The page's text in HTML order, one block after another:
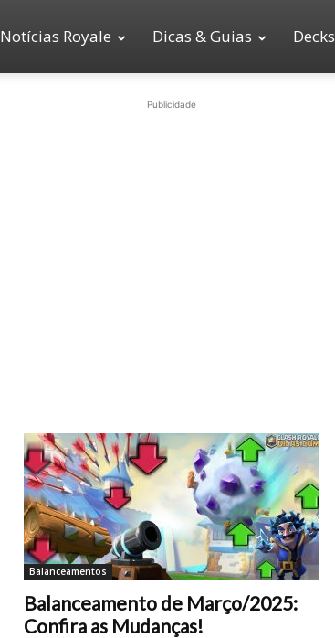
Notícias Royale Dicas & Guias Decks
Publicidade
Balanceamentos
Balanceamento de Março/2025:
Confira as Mudanças!